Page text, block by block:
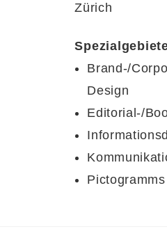
Zürich
Brand-/
Design
Editorial-/
Pictogramms